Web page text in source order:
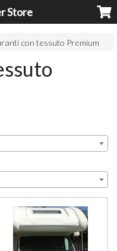
Store
con tessuto Premium